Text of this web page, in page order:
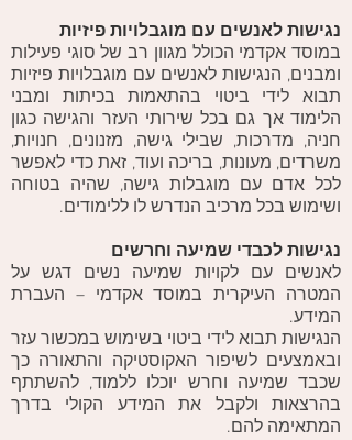
נגישות לאנשים עם מוגבלויות פיזיות
במוסד אקדמי הכולל מגוון רב של סוגי פעילות
ומבנים, הנגישות לאנשים עם מוגבלויות פיזיות
תבוא לידי ביטוי בהתאמות בכיתות ומבני
הלימוד אך גם בכל שירותי העזר והגישה כגון
חניה, מדרכות, שבילי גישה, מזנונים, חנויות,
משרדים, מעונות, בריכה ועוד, זאת כדי לאפשר
לכל אדם עם מוגבלות גישה, שהיה בטוחה
ושימוש בכל מרכיב הנדרש לו ללימודים.
נגישות לכבדי שמיעה וחרשים
לאנשים עם לקויות שמיעה נשים דגש על
המטרה העיקרית במוסד אקדמי – העברת
המידע.
הנגישות תבוא לידי ביטוי בשימוש במכשור עזר
ובאמצעים לשיפור האקוסטיקה והתאורה כך
שכבד שמיעה וחרש יוכלו ללמוד, להשתתף
בהרצאות ולקבל את המידע הקולי בדרך
המתאימה להם.